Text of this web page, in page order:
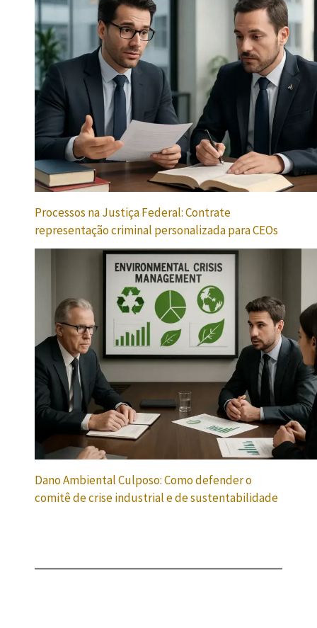
Processos na Justiça Federal: Contrate
representação criminal personalizada para CEOs
Dano Ambiental Culposo: Como defender o
comitê de crise industrial e de sustentabilidade